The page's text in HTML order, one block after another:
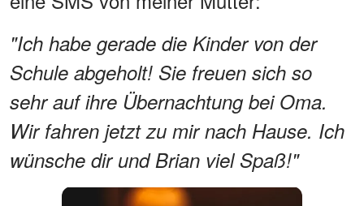
"Ich habe gerade die Kinder von der
Schule abgeholt! Sie freuen sich so
sehr auf ihre Übernachtung bei Oma.
Wir fahren jetzt zu mir nach Hause. Ich
wünsche dir und Brian viel Spaß!"